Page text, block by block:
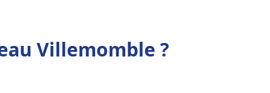
Villemomble ?